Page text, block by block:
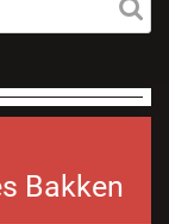
Bakken